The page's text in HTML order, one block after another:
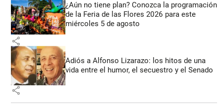
¿Aún no tiene plan? Conozca la programación
de la Feria de las Flores 2026 para este
miércoles 5 de agosto
share
Adiós a Alfonso Lizarazo: los hitos de una
vida entre el humor, el secuestro y el Senado
share